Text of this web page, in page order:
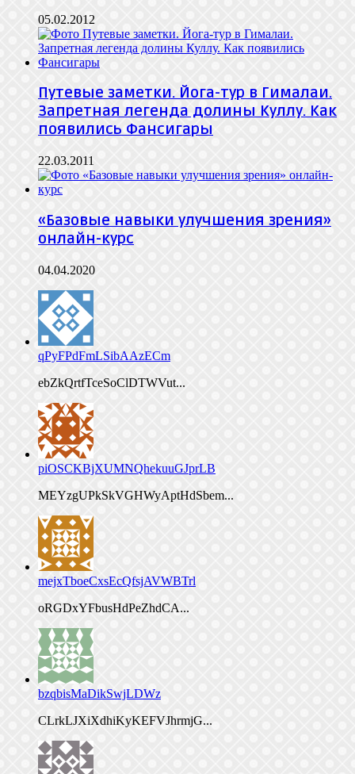
05.02.2012
Путевые заметки. Йога-тур в Гималаи.
Запретная легенда долины Куллу. Как
появились Фансигары
22.03.2011
«Базовые навыки улучшения зрения»
онлайн-курс
04.04.2020
qPyFPdFmLSibAAzECm
ebZkQrtfTceSoClDTWVut...
piOSCKBjXUMNQhekuuGJprLB
MEYzgUPkSkVGHWyAptHdSbem...
mejxTboeCxsEcQfsjAVWBTrl
oRGDxYFbusHdPeZhdCA...
bzqbisMaDikSwjLDWz
CLrkLJXiXdhiKyKEFVJhrmjG...